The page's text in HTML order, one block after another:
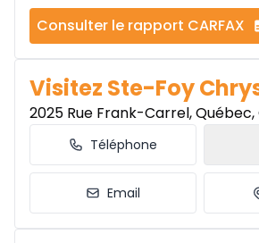
Consulter le rapport CARFAX
Visitez Ste-Foy
2025 Rue Frank-Carrel, Québec,
Téléphone
Email